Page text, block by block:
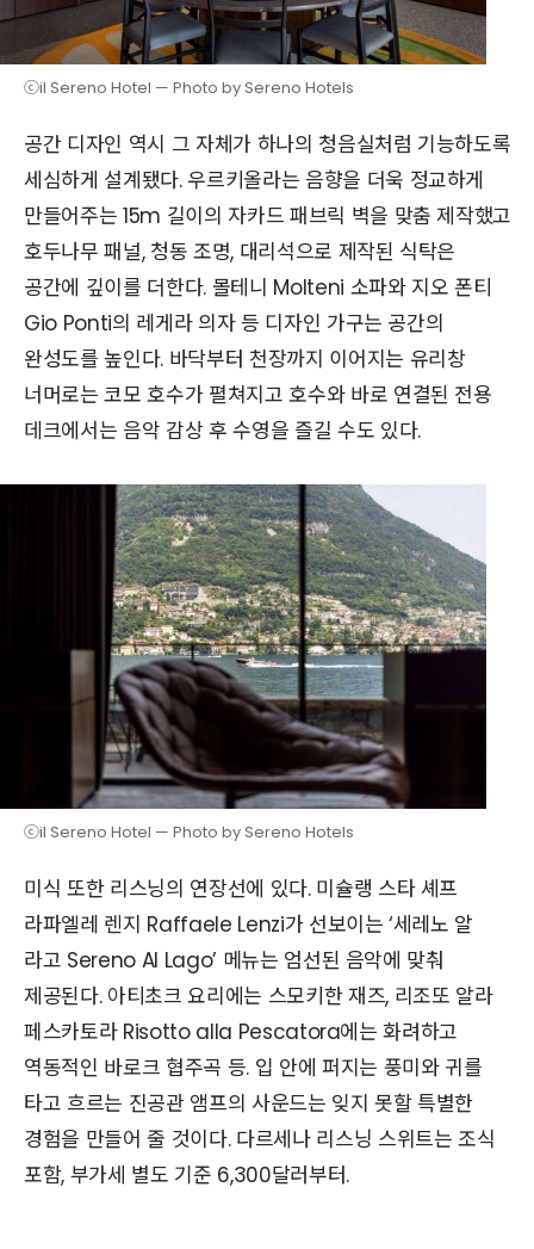
ⓒil Sereno Hotel — Photo by Sereno Hotels
공간 디자인 역시 그 자체가 하나의 청음실처럼 기능하도록
세심하게 설계됐다. 우르키올라는 음향을 더욱 정교하게
만들어주는 15m 길이의 자카드 패브릭 벽을 맞춤 제작했고
호두나무 패널, 청동 조명, 대리석으로 제작된 식탁은
공간에 깊이를 더한다. 몰테니 Molteni 소파와 지오 폰티
Gio Ponti의 레게라 의자 등 디자인 가구는 공간의
완성도를 높인다. 바닥부터 천장까지 이어지는 유리창
너머로는 코모 호수가 펼쳐지고 호수와 바로 연결된 전용
데크에서는 음악 감상 후 수영을 즐길 수도 있다.
ⓒil Sereno Hotel — Photo by Sereno Hotels
미식 또한 리스닝의 연장선에 있다. 미슐랭 스타 셰프
라파엘레 렌지 Raffaele Lenzi가 선보이는 ‘세레노 알
라고 Sereno Al Lago’ 메뉴는 엄선된 음악에 맞춰
제공된다. 아티초크 요리에는 스모키한 재즈, 리조또 알라
페스카토라 Risotto alla Pescatora에는 화려하고
역동적인 바로크 협주곡 등. 입 안에 퍼지는 풍미와 귀를
타고 흐르는 진공관 앰프의 사운드는 잊지 못할 특별한
경험을 만들어 줄 것이다. 다르세나 리스닝 스위트는 조식
포함, 부가세 별도 기준 6,300달러부터.